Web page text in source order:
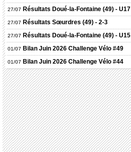
27/07 Résultats Doué-la-Fontaine (49) - U17
27/07 Résultats Sœurdres (49) - 2-3
27/07 Résultats Doué-la-Fontaine (49) - U15
01/07 Bilan Juin 2026 Challenge Vélo #49
01/07 Bilan Juin 2026 Challenge Vélo #44